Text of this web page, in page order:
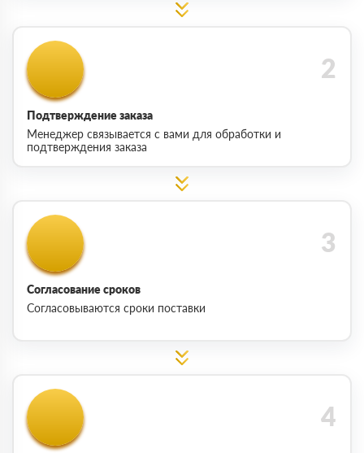
Подтверждение заказа
Менеджер связывается с вами для обработки и
подтверждения заказа
Согласование сроков
Согласовываются сроки поставки